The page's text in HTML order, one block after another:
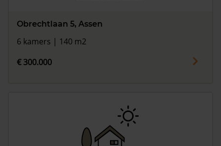
Obrechtlaan 5, Assen
6 kamers | 140 m2
€ 300.000